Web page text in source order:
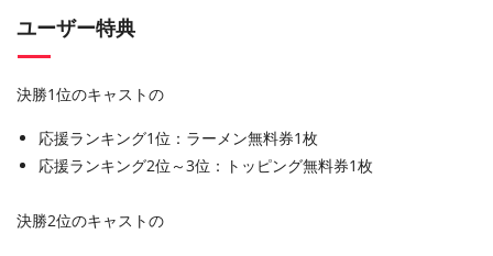
ユーザー特典
決勝1位のキャストの
応援ランキング1位：ラーメン無料券1枚
応援ランキング2位～3位：トッピング無料券1枚
決勝2位のキャストの